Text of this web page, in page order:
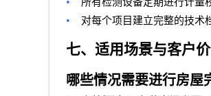
所有检测设备定期进行计量
• 对每个项目建立完整的技术
七、适用场景与客户
哪些情况需要进行房屋